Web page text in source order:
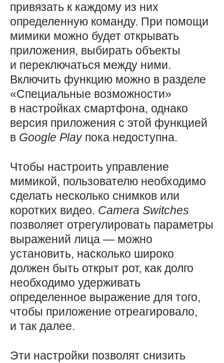
привязать к каждому из них
определенную команду. При помощи
мимики можно будет открывать
приложения, выбирать объекты
и переключаться между ними.
Включить функцию можно в разделе
«Специальные возможности»
в настройках смартфона, однако
версия приложения с этой функцией
в Google Play пока недоступна.
Чтобы настроить управление
мимикой, пользователю необходимо
сделать несколько снимков или
коротких видео. Camera Switches
позволяет отрегулировать параметры
выражений лица — можно
установить, насколько широко
должен быть открыт рот, как долго
необходимо удерживать
определенное выражение для того,
чтобы приложение отреагировало,
и так далее.
Эти настройки позволят снизить